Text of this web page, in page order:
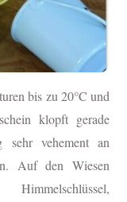
bis zu 20°C und
klopft gerade
sehr vehement an
Auf den Wiesen
Himmelschlüssel,